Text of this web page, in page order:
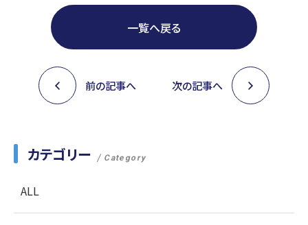
一覧へ戻る
前の記事へ 次の記事へ
カテゴリー Category
ALL